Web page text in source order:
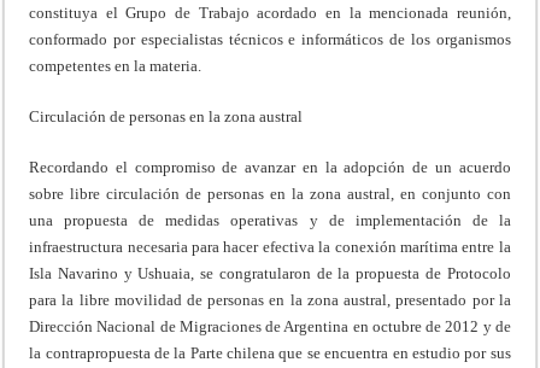
constituya el Grupo de Trabajo acordado en la mencionada reunión,
conformado por especialistas técnicos e informáticos de los organismos
competentes en la materia.
Circulación de personas en la zona austral
Recordando el compromiso de avanzar en la adopción de un acuerdo
sobre libre circulación de personas en la zona austral, en conjunto con
una propuesta de medidas operativas y de implementación de la
infraestructura necesaria para hacer efectiva la conexión marítima entre la
Isla Navarino y Ushuaia, se congratularon de la propuesta de Protocolo
para la libre movilidad de personas en la zona austral, presentado por la
Dirección Nacional de Migraciones de Argentina en octubre de 2012 y de
la contrapropuesta de la Parte chilena que se encuentra en estudio por sus